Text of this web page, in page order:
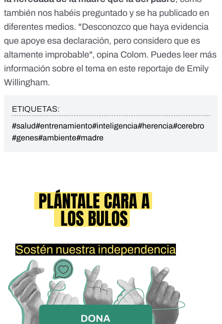
también nos habéis preguntado y se ha publicado en
diferentes medios. "Desconozco que haya evidencia
que apoye esa declaración, pero considero que es
altamente improbable", opina Colom. Puedes leer más
información sobre el tema en este reportaje de Emily
Willingham.
ETIQUETAS:
#salud#entrenamiento#inteligencia#herencia#cerebro
#genes#ambiente#madre